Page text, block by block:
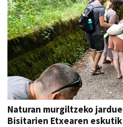
Naturan murgiltzeko
Bisitarien Etxearen eskutik